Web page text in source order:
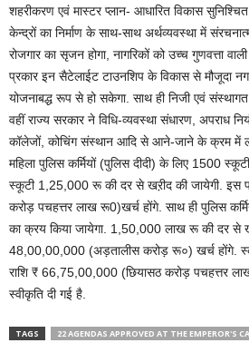
शहरीकरण एवं मास्टर प्लान- आधारित विकास
केन्द्रों का निर्माण के साथ-साथ अर्थव्यवस्था में
रोजगार का सृजन होगा, नागरिकों को उच्च गुणवत्ता
प्रकार इन सैटेलाईट टाउनशिप के विकास से मौजूदा
योजनाबद्ध रूप से हो सकेगा. साथ ही निजी एवं संस्थागत
वहीं राज्य सरकार ने विधि-व्यवस्था संधारण, अपराध
कॉलेजों, कोचिंग संस्थान आदि से आने-जाने के क्रम में
महिला पुलिस कर्मियों (पुलिस दीदी) के लिए 1500
स्कूटी 1,25,000 रू की दर से खऱीद की जायेगी. इस
करोड़ पचहत्तर लाख रू0)खर्च होंगे. साथ ही पुलिस
का क्रय किया जायेगा. 1,50,000 लाख रू की दर से
48,00,00,000 (अड़तालीस करोड़ रू०) खर्च होंगे.
राशि ₹ 66,75,00,000 (छियासठ करोड़ पचहत्तर
स्वीकृति दी गई है.
TAGS
22 AGENDAS APPROVED AT THE EMPEROR'S